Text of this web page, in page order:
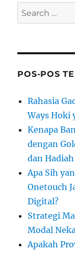
Search
for:
POS-POS
Rahasia
Ways Hoki
Kenapa
dengan
dan
Apa Sih
Onetouch
Digital?
Strategi
Modal
Apakah